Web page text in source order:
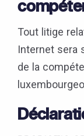
Tout litige
Internet sera
de la